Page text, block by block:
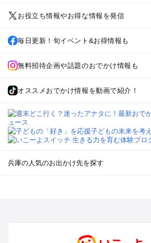
お役立ち情報やお得な情報を発信
毎日更新！旬イベント&お得情報も
無料招待企画や話題のおでかけ情報も
オススメおでかけ情報を動画で紹介！
兵庫の人気のお出かけ先を探す